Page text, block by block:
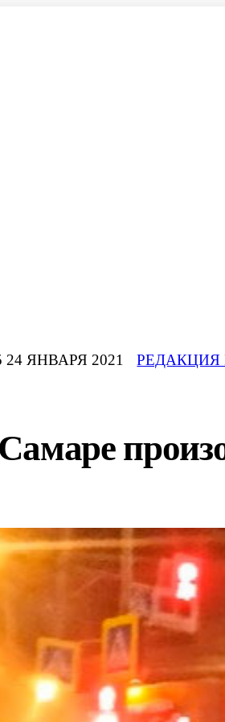
24 ЯНВАРЯ 2021 РЕДАКЦИЯ